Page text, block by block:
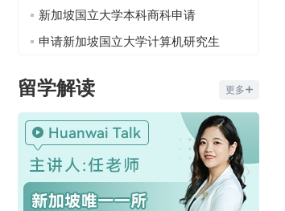
新加坡国立大学本科商科申请
申请新加坡国立大学计算机研究生
留学解读 更多